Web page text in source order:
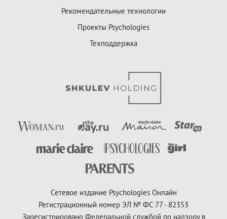
Рекомендательные технологии
Проекты Psychologies
Техподдержка
Сетевое издание Psychologies Онлайн
Регистрационный номер ЭЛ № ФС 77 - 82353
Зарегистрировано Федеральной службой по надзору в